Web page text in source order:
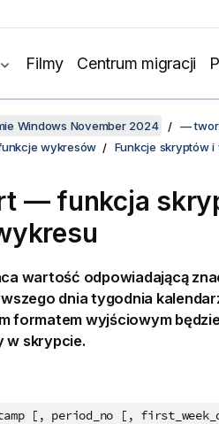
Filmy Centrum migracji
Windows November 2024
—
wykresów
Funkcje skryptów
— funkcja
wartość odpowiadającą
dnia tygodnia
formatem wyjściowym
w skrypcie.
[, period_no [,